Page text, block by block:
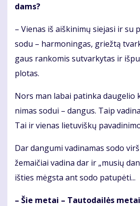
dams?
– Vie­nas iš aiš­ki­ni­mų sie­ja­si ir su
so­du – har­mo­nin­gas, griež­tą
gaus ran­ko­mis su­tvar­ky­tas ir
plo­tas.
Nors man la­bai pa­tin­ka
ni­mas so­dui – dan­gus. Taip
Tai ir vie­nas lie­tu­viš­kų
Dar dan­gu­mi va­di­na­mas so­do
že­mai­čiai va­di­na dar ir „mu­sių
iš­ties mėgs­ta ant so­do pa­tu­pė­ti...
– Šie me­tai – Tau­to­dai­lės